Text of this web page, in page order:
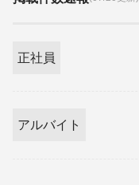
正社員
アルバイト